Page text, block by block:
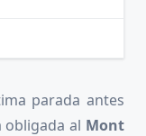
parada antes
obligada al Mont